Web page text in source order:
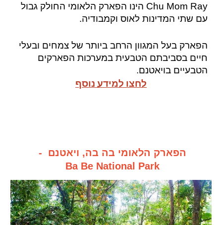
Chu Mom Ray הינו הפארק הלאומי החולק גבול
עם שתי המדינות לאוס וקמבודיה.
הפארק בעל המגוון הרחב ביותר של צמחים ובעלי
חיים בסביבתם הטבעית במערכות הפארקים
הטבעיים בויאטנם.
לחצו למידע נוסף
הפארק הלאומי בה בה, ויאטנם -
Ba Be National Park